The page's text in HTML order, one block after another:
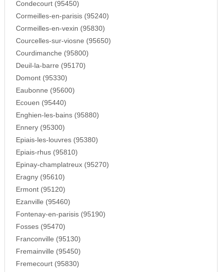
Condecourt (95450)
Cormeilles-en-parisis (95240)
Cormeilles-en-vexin (95830)
Courcelles-sur-viosne (95650)
Courdimanche (95800)
Deuil-la-barre (95170)
Domont (95330)
Eaubonne (95600)
Ecouen (95440)
Enghien-les-bains (95880)
Ennery (95300)
Epiais-les-louvres (95380)
Epiais-rhus (95810)
Epinay-champlatreux (95270)
Eragny (95610)
Ermont (95120)
Ezanville (95460)
Fontenay-en-parisis (95190)
Fosses (95470)
Franconville (95130)
Fremainville (95450)
Fremecourt (95830)